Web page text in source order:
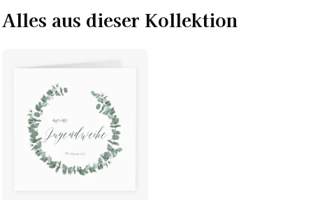
Alles aus dieser Kollektion